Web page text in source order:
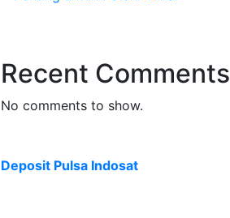
Recent Comments
No comments to show.
Deposit Pulsa Indosat